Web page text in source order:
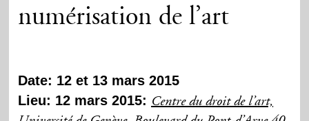
numérisation de l’art
Date: 12 et 13 mars 2015
Lieu: 12 mars 2015: Centre du droit de l’art,